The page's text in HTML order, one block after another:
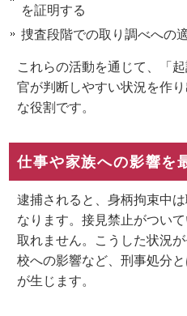
を証明する
捜査段階での取り調べへの
これらの活動を通じて、「
官が判断しやすい状況を作
な役割です。
仕事や家族への影響を
逮捕されると、身柄拘束中
なります。接見禁止がつい
取れません。こうした状況
校への影響など、刑事処分
が生じます。